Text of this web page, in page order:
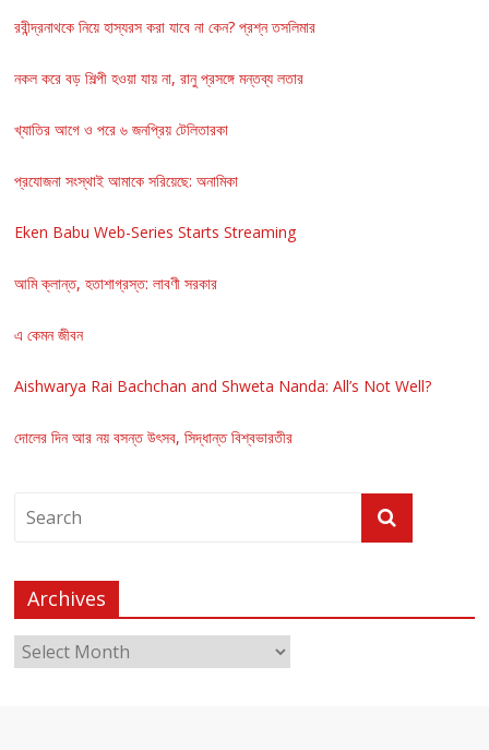
রবীন্দ্রনাথকে নিয়ে হাস্যরস করা যাবে না কেন? প্রশ্ন তসলিমার
নকল করে বড় শিল্পী হওয়া যায় না, রানু প্রসঙ্গে মন্তব্য লতার
খ্যাতির আগে ও পরে ৬ জনপ্রিয় টেলিতারকা
প্রযোজনা সংস্থাই আমাকে সরিয়েছে: অনামিকা
Eken Babu Web-Series Starts Streaming
আমি ক্লান্ত, হতাশাগ্রস্ত: লাবণী সরকার
এ কেমন জীবন
Aishwarya Rai Bachchan and Shweta Nanda: All’s Not Well?
দোলের দিন আর নয় বসন্ত উৎসব, সিদ্ধান্ত বিশ্বভারতীর
Archives